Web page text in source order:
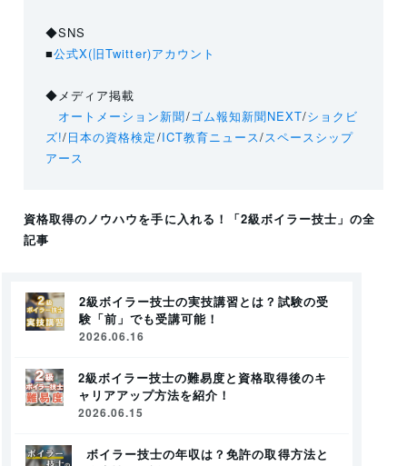
◆SNS
■公式X(旧Twitter)アカウント
◆メディア掲載
オートメーション新聞/ゴム報知新聞NEXT/ショクビ
ズ!/日本の資格検定/ICT教育ニュース/スペースシップ
アース
資格取得のノウハウを手に入れる！ 「2級ボイラー技士」の全
記事
2級ボイラー技士の実技講習とは？試験の受
験「前」でも受講可能！
2026.06.16
2級ボイラー技士の難易度と資格取得後のキ
ャリアアップ方法を紹介！
2026.06.15
ボイラー技士の年収は？免許の取得方法と